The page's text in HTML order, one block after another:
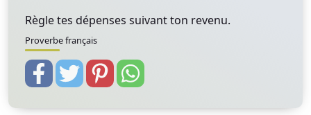
Règle tes dépenses suivant ton revenu.
Proverbe français